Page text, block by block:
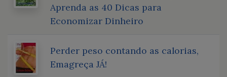
Aprenda as 40 Dicas para
Economizar Dinheiro
Perder peso contando as calorias,
Emagreça JÁ!